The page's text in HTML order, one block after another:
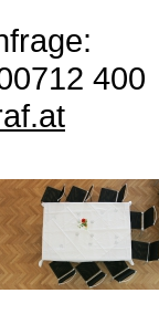
400